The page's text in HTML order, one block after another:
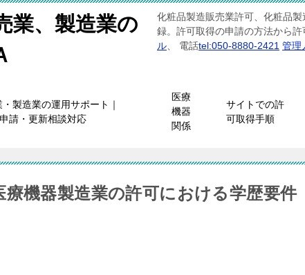
業、製造業の
化粧品製造販売業許可、化粧品
録。許可取得の申請の方法から
ル 、 電話tel:050-8880-2421 管理
製造業の運用サポート｜
請・更新相談対応
医療
機器
関係
サイトでの許
可取得手順
療機器製造業の許可における学歴要件